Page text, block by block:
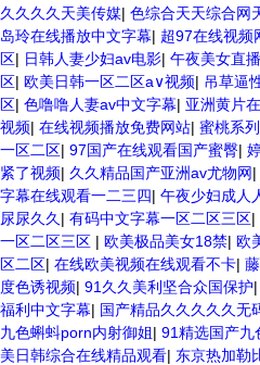
久久久久天美传媒| 色综合天天综合网
岛玲在线播放中文字幕| 超97在线视频
区| 日韩人妻少妇av电影| 午夜美女直
区| 欧美日韩一区二区a∨视频| 吊草逼
区| 色噜噜人妻av中文字幕| 亚洲黄片
视频| 在线视频播放免费网站| 蜜桃系
一区二区| 97国产在线观看国产蜜臀|
紧了视频| 久久精品国产亚洲av尤物网|
字幕在线观看一二三四| 午夜少妇成人
尿尿久久 | 有码中文字幕一区二区三区|
一区二区三区 | 欧美极品美女18禁| 欧
区二区| 在线欧美视频在线观看不卡|
度色诱视频| 91久久美利坚合众国保护|
福利中文字幕| 国产精品久久久久久无
九色蝌蚪porn内射御姐| 91精选国产九
美日韩综合在线精品观看| 东京热加勒